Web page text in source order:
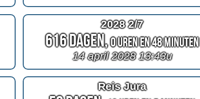
2028 2/7
616 Dagen,0 Uren en 48 Minuten
14 april 2028 13:43u
Reis Jura